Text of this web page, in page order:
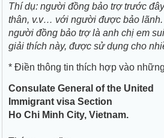
Thí dụ: người đồng bảo trợ trước
thân, v.v… với người được bảo
người đồng bảo trợ là anh chị em
giải thích này, được sử dụng cho
* Điền thông tin thích hợp vào
Consulate General of the United
Immigrant visa Section
Ho Chi Minh City, Vietnam.